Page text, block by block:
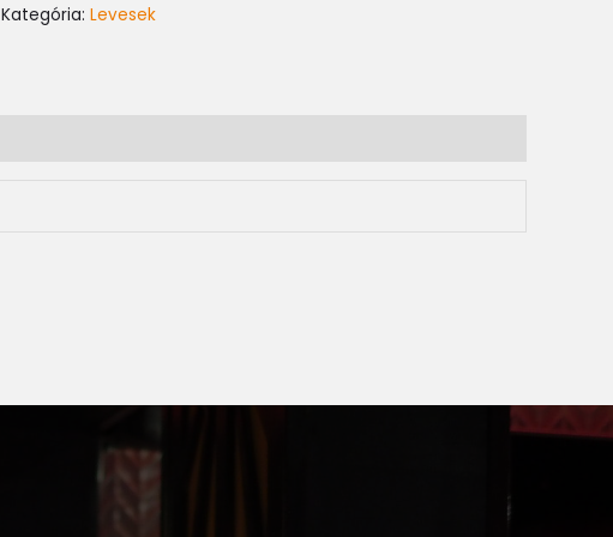
Kategória: Levesek